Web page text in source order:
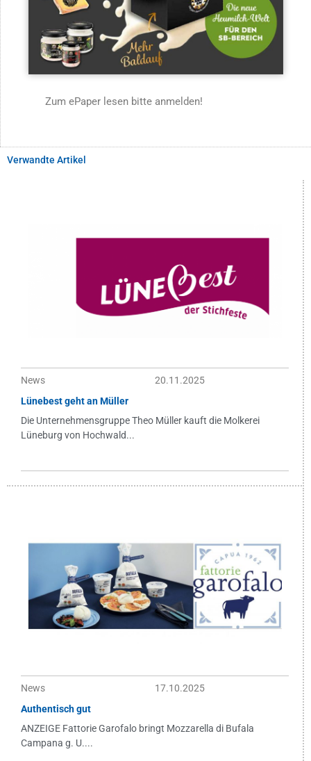
Zum ePaper lesen bitte anmelden!
Verwandte Artikel
News
20.11.2025
Lünebest geht an Müller
Die Unternehmensgruppe Theo Müller kauft die Molkerei
Lüneburg von Hochwald...
News
17.10.2025
Authentisch gut
ANZEIGE Fattorie Garofalo bringt Mozzarella di Bufala
Campana g. U....